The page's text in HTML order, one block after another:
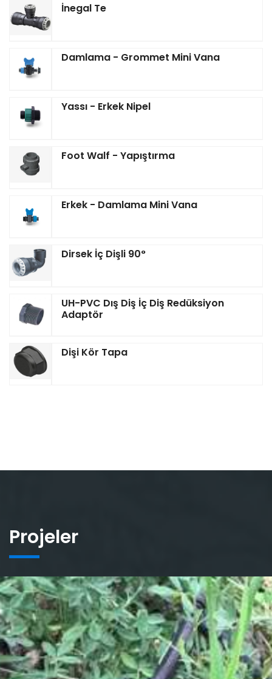
İnegal Te
Damlama - Grommet Mini Vana
Yassı - Erkek Nipel
Foot Walf - Yapıştırma
Erkek - Damlama Mini Vana
Dirsek İç Dişli 90°
UH-PVC Dış Diş İç Diş Redüksiyon
Adaptör
Dişi Kör Tapa
Projeler